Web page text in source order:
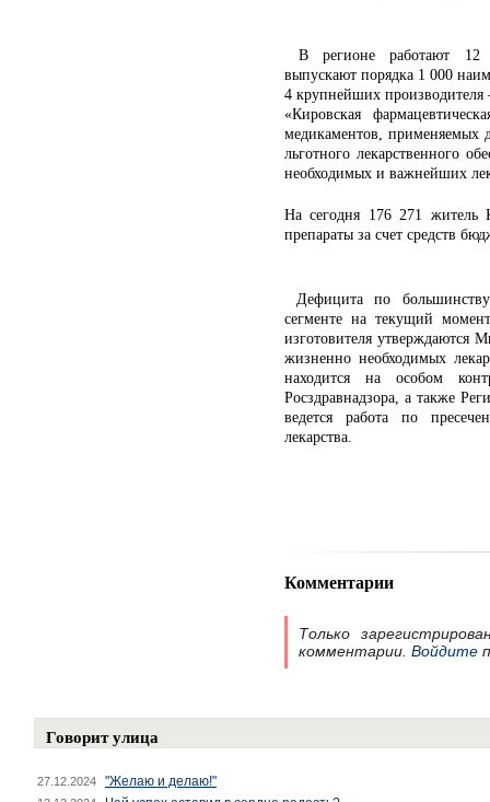
В регионеработают 12
выпускают порядка 1 000
4 крупнейших
«Кировская
медикаментов, применяемых
льготного лекарственного
необходимых и важнейших
На сегодня 176 271 житель
препараты за счет средств
Дефицита по
сегменте на текущий
изготовителя утверждаются
жизненно необходимых
находится на особом
Росздравнадзора, а также
ведется работа по
лекарства.
Комментарии
Только
комментарии. Войдите
Говорит улица
27.12.2024 "Желаю и делаю!"